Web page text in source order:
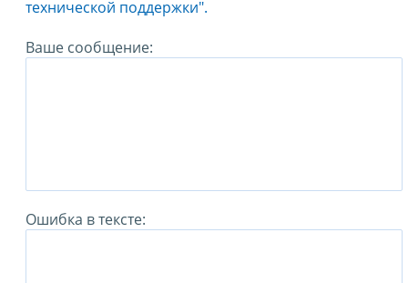
технической поддержки".
Ваше сообщение:
Ошибка в тексте: